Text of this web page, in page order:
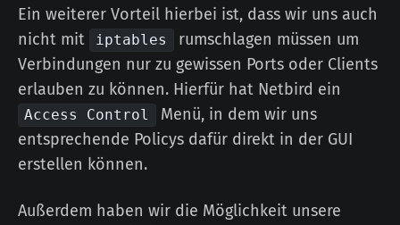
Ein weiterer Vorteil hierbei ist, dass wir uns auch
nicht mit
iptables
rumschlagen müssen um
Verbindungen nur zu gewissen Ports oder Clients
erlauben zu können. Hierfür hat Netbird ein
Access Control
Menü, in dem wir uns
entsprechende Policys dafür direkt in der GUI
erstellen können.
Außerdem haben wir die Möglichkeit unsere